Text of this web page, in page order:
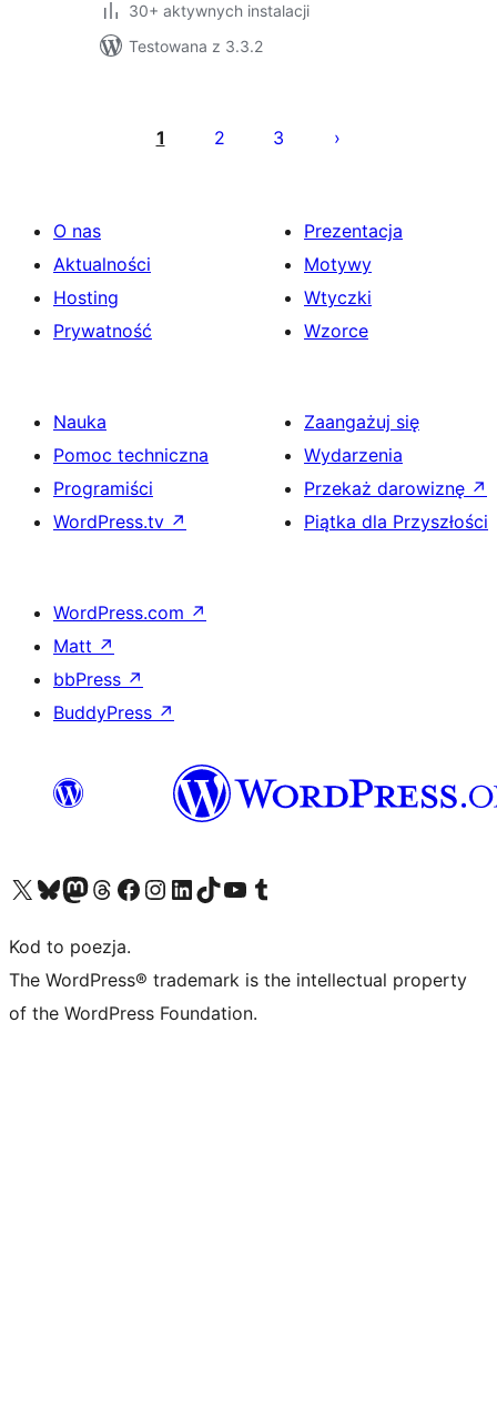
30+ aktywnych instalacji
Testowana z 3.3.2
wpisów
1 2 3
O nas
Aktualności
Hosting
Prywatność
Prezentacja
Motywy
Wtyczki
Wzorce
Nauka
Pomoc techniczna
Programiści
WordPress.tv ↗
Zaangażuj się
Wydarzenia
Przekaż darowiznę ↗
Piątka dla Przyszłości
WordPress.com ↗
Matt ↗
bbPress ↗
BuddyPress ↗
Odwiedź nasze konto X (dawniej Twitter)
Odwiedź nasze konto Bluesky
Odwiedź nasze konto na Mastodoncie
Odwiedź naszego Threadsa
Odwiedź naszego Facebooka
Odwiedź nasze konto na Instagramie
Odwiedź nasze konto na LinkedIn
Odwiedź naszego TikToka
Odwiedź nasz kanał YouTube
Odwiedź naszego Tumblra
Kod to poezja.
The WordPress® trademark is the intellectual property
of the WordPress Foundation.